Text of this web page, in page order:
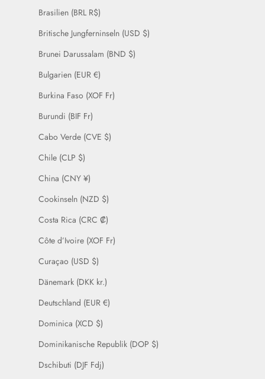
Brasilien (BRL R$)
Britische Jungferninseln (USD $)
Brunei Darussalam (BND $)
Bulgarien (EUR €)
Burkina Faso (XOF Fr)
Burundi (BIF Fr)
Cabo Verde (CVE $)
Chile (CLP $)
China (CNY ¥)
Cookinseln (NZD $)
Costa Rica (CRC ₡)
Côte d’Ivoire (XOF Fr)
Curaçao (USD $)
Dänemark (DKK kr.)
Deutschland (EUR €)
Dominica (XCD $)
Dominikanische Republik (DOP $)
Dschibuti (DJF Fdj)